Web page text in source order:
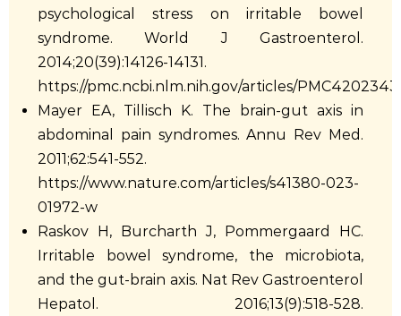
psychological stress on irritable bowel
syndrome. World J Gastroenterol.
2014;20(39):14126-14131.
https://pmc.ncbi.nlm.nih.gov/articles/
Mayer EA, Tillisch K. The brain-gut axis in
abdominal pain syndromes. Annu Rev Med.
2011;62:541-552.
https://www.nature.com/articles/s41380-023-
01972-w
Raskov H, Burcharth J, Pommergaard HC.
Irritable bowel syndrome, the microbiota,
and the gut-brain axis. Nat Rev Gastroenterol
Hepatol. 2016;13(9):518-528.